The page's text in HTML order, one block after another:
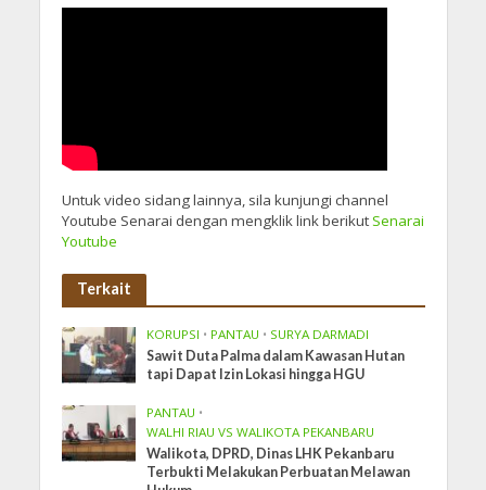
Untuk video sidang lainnya, sila kunjungi channel
Youtube Senarai dengan mengklik link berikutSenarai
Youtube
Terkait
KORUPSI • PANTAU • SURYA DARMADI
Sawit Duta Palma dalam Kawasan Hutan
tapi Dapat Izin Lokasi hingga HGU
PANTAU •
WALHI RIAU VS WALIKOTA PEKANBARU
Walikota, DPRD, Dinas LHK Pekanbaru
Terbukti Melakukan Perbuatan Melawan